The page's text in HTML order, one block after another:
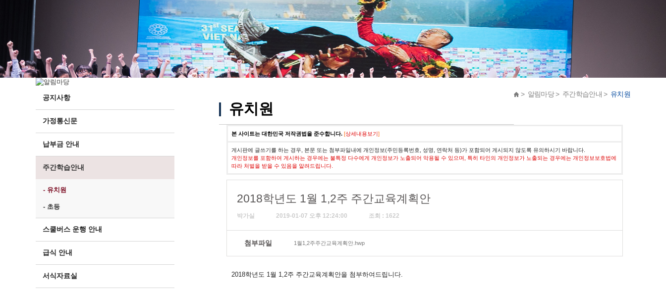
교직원현황
학생현황
위치/전화
전경사진
성과평가자료
급식안내
서식자료실
학부모방
정기고사 기출문제
교복구입안내
공지사항
가정통신문
납부금 안내
주간학습안내
- 유치원
- 초등
스쿨버스 운행 안내
급식 안내
서식자료실
> 알림마당 > 주간학습안내 > 유치원
유치원
본 사이트는 대한민국 저작권법을 준수합니다. [상세내용보기]
게시판에 글쓰기를 하는 경우, 본문 또는 첨부파일내에 개인정보(주민등록번호, 성명, 연락처 등)가 포함되어 게시되지 않도록 유의하시기 바랍니다.
개인정보를 포함하여 게시하는 경우에는 불특정 다수에게 개인정보가 노출되어 악용될 수 있으며, 특히 타인의 개인정보가 노출되는 경우에는 개인정보보호법에
따라 처벌을 받을 수 있음을 알려드립니다.
2018학년도 1월 1,2주 주간교육계획안
박가실 2019-01-07 오후 12:24:00 조회 : 1622
첨부파일 1월1,2주주간교육계획안.hwp
2018학년도 1월 1,2주 주간교육계획안을 첨부하여드립니다.